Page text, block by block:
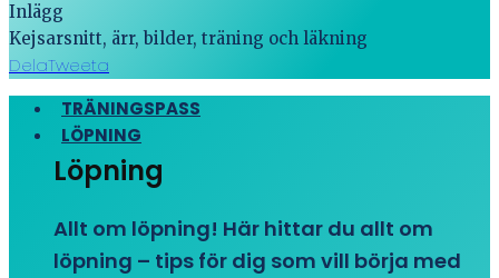
Inlägg
Kejsarsnitt, ärr, bilder, träning och läkning
DelaTweeta
TRÄNINGSPASS
LÖPNING
Löpning
Allt om löpning! Här hittar du allt om
löpning – tips för dig som vill börja med